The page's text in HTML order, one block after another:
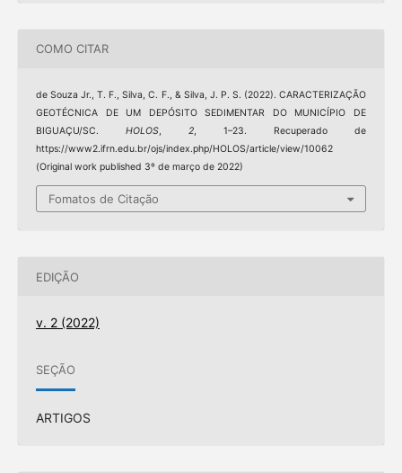
COMO CITAR
de Souza Jr., T. F., Silva, C. F., & Silva, J. P. S. (2022). CARACTERIZAÇÃO
GEOTÉCNICA DE UM DEPÓSITO SEDIMENTAR DO MUNICÍPIO DE
BIGUAÇU/SC. HOLOS,2, 1–23. Recuperado de
https://www2.ifrn.edu.br/ojs/index.php/HOLOS/article/view/10062
(Original work published 3º de março de 2022)
Fomatos de Citação
EDIÇÃO
v. 2 (2022)
SEÇÃO
ARTIGOS